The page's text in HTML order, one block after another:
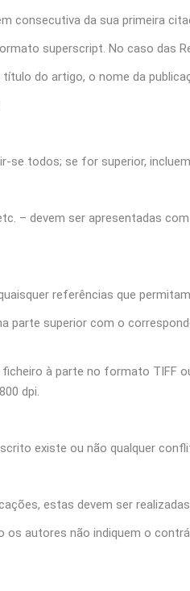
consecutiva da sua primeira
superscript. No caso das
do artigo, o nome da
todos; se for superior,
– devem ser apresentadas
referências que
parte superior com o
à parte no formato TIFF
dpi.
existe ou não qualquer
estas devem ser
autores não indiquem o